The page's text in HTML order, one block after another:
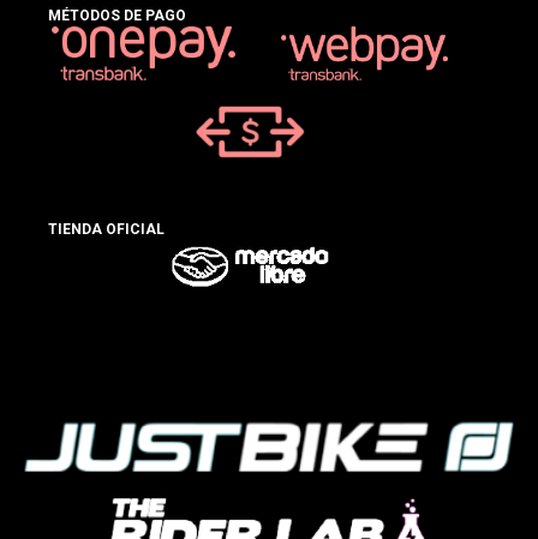
MÉTODOS DE PAGO
TIENDA OFICIAL